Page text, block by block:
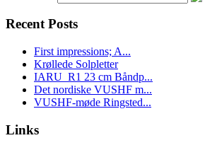
Recent Posts
First impressions; A...
Krøllede Solpletter
IARU_R1 23 cm Båndp...
Det nordiske VUSHF m...
VUSHF-møde Ringsted...
Links